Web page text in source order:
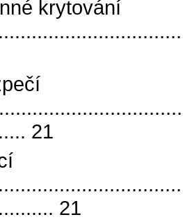
krytování
21
21